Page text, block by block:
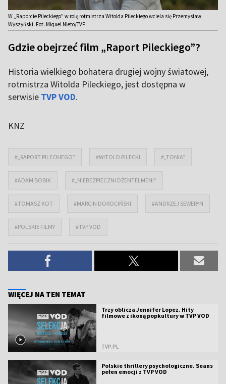
W „Raporcie Pileckiego” w rolę rotmistrza Witolda Pileckiego wciela się Przemysław
Wyszyński. Fot. Miquel Nieto/TVP
Gdzie obejrzeć film „Raport Pileckiego”?
Historia wielkiego bohatera drugiej wojny światowej,
rotmistrza Witolda Pileckiego, jest dostępna w
serwisie TVP VOD.
KNZ
#„RAPORT PILECKIEGO” #WITOLD PILECKI #„TONIA”
#ADAM BOBIK #„NIEBEZPIECZNI DŻENTELMENI”
#TOMASZ KOT #MARCIN DOROCIŃSKI #ANDRZEJ SEWERYN
#POLSKIE FILMY #TVP VOD
WIĘCEJ NA TEN TEMAT
Trzy oblicza Jennifer Lopez. Hity
filmowe z ikoną popkultury w TVP VOD
TVP.PL
Polskie thrillery psychologiczne. Seans
pełen emocji z TVP VOD